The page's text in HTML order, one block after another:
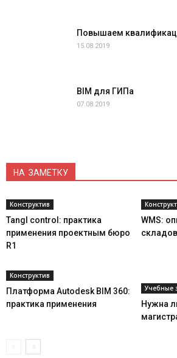
Повышаем
15.08.2019
BIM для ГИПа
07.08.2019
НА ЗАМЕТКУ
Конструктив
Tangl control: практика
применения проектным бюро
R1
WMS:
Конструктив
Платформа Autodesk BIM 360:
практика применения
Учебные
Нужна